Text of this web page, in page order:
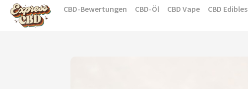
Skip
CBD-Bewertungen CBD-Öl CBD Vape CBD Edibles